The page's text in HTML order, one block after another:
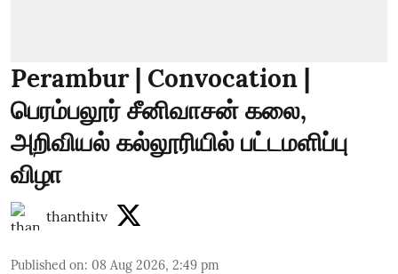
Perambur | Convocation |
பெரம்பலூர் சீனிவாசன் கலை,
அறிவியல் கல்லூரியில் பட்டமளிப்பு
விழா
thanthitv
Published on: 08 Aug 2026, 2:49 pm